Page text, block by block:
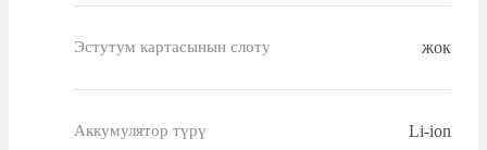
Эстутум картасынын слоту жок
Аккумулятор түрү Li-ion